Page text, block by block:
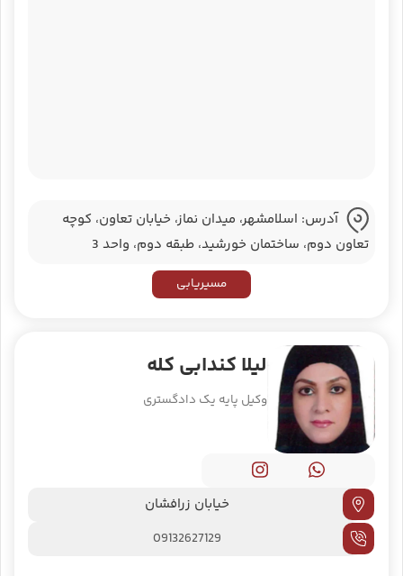
آدرس: اسلامشهر، میدان نماز، خیابان تعاون، کوچه
تعاون دوم، ساختمان خورشید، طبقه دوم، واحد 3
مسیریابی
لیلا کندابی کله
وکیل پایه یک دادگستری
خیابان زرافشان
09132627129